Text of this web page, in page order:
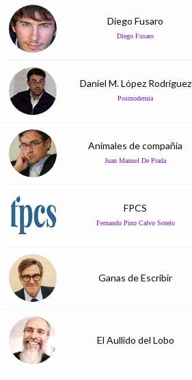
Diego Fusaro
Diego Fusaro
Daniel M. López Rodríguez
Posmodernia
Animales de compañía
Juan Manuel De Prada
FPCS
Fernando Pino Calvo Sotelo
Ganas de Escribir
El Aullido del Lobo